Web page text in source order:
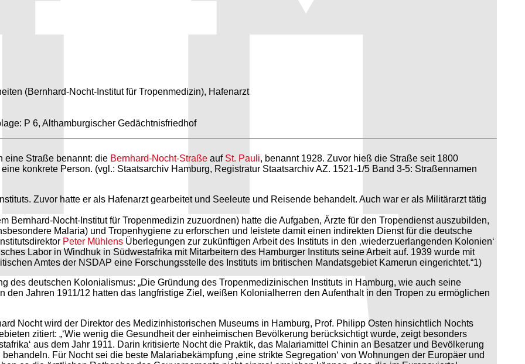
(Bernhard-Nocht-Institut für Tropenmedizin), Hafenarzt
P 6, Althamburgischer Gedächtnisfriedhof
eine Straße benannt: die Bernhard-Nocht-Straße auf St. Pauli, benannt 1928. Zuvor hieß die Straße seit 1800
konkrete Person. (vgl.: Staatsarchiv Hamburg, Registratur Staatsarchiv AZ. 1521-1/5 Band 3-5: Straßennamen
Zuvor hatte er als Hafenarzt gearbeitet und Seeleute und Reisende behandelt. Auch war er als Militärarzt tätig
Bernhard-Nocht-Institut für Tropenmedizin zuzuordnen) hatte die Aufgaben, Ärzte für den Tropendienst auszubilden,
Malaria) und Tropenhygiene zu erforschen und leistete damit einen indirekten Dienst für die deutsche
Peter Mühlens Überlegungen zur zukünftigen Arbeit des Instituts in den ‚wiederzuerlangenden Kolonien‘
Labor in Windhuk in Südwestafrika mit Mitarbeitern des Hamburger Instituts seine Arbeit auf. 1939 wurde mit
Amtes der NSDAP eine Forschungsstelle des Instituts im britischen Mandatsgebiet Kamerun eingerichtet.“1)
des deutschen Kolonialismus: „Die Gründung des Tropenmedizinischen Instituts in Hamburg, wie auch seine
den Jahren 1911/12 hatten das langfristige Ziel, weißen Kolonialherren den Aufenthalt in den Tropen zu ermöglichen
Nocht wird der Direktor des Medizinhistorischen Museums in Hamburg, Prof. Philipp Osten hinsichtlich Nochts
zitiert: „‘Wie wenig die Gesundheit der einheimischen Bevölkerung berücksichtigt wurde, zeigt besonders
aus dem Jahr 1911. Darin kritisierte Nocht die Praktik, das Malariamittel Chinin an Besatzer und Bevölkerung
Für Nocht sei die beste Malariabekämpfung ‚eine strikte Segregation‘ von Wohnungen der Europäer und